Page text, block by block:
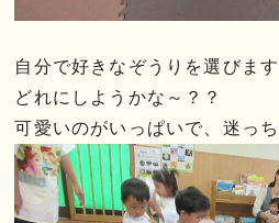
自分で好きなぞうりを選びま
どれにしようかな～？？
可愛いのがいっぱいで、迷っち